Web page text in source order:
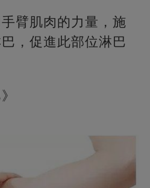
臂肌肉的力量，施
，促進此部位淋巴